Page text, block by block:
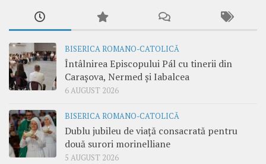
BISERICA ROMANO-CATOLICĂ
Întâlnirea Episcopului Pál cu tinerii din
Carașova, Nermed și Iabalcea
6 AUGUST 2026
BISERICA ROMANO-CATOLICĂ
Dublu jubileu de viață consacrată pentru
două surori morinelliane
5 AUGUST 2026